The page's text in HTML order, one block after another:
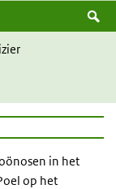
in het
op het